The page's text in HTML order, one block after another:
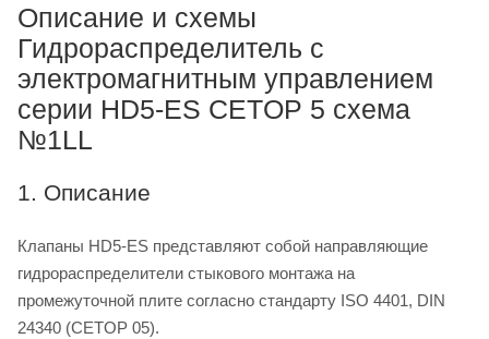
Описание и схемы
Гидрораспределитель с
электромагнитным управлением
серии HD5-ES CETOP 5 схема
№1LL
1. Описание
Клапаны HD5-ES представляют собой направляющие
гидрораспределители стыкового монтажа на
промежуточной плите согласно стандарту ISO 4401, DIN
24340 (CETOP 05).